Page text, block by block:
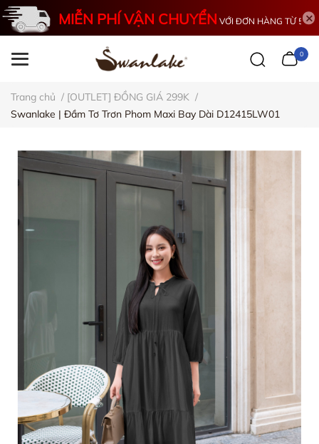
MIỄN PHÍ VẬN CHUYỂN VỚI ĐƠN HÀNG TỪ 500K
0
Trang chủ / [OUTLET] ĐỒNG GIÁ 299K /
Swanlake | Đầm Tơ Trơn Phom Maxi Bay Dài D12415LW01